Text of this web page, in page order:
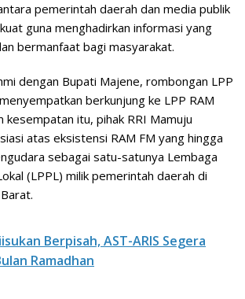
pemerintah daerah dan media publik
guna menghadirkan informasi yang
bermanfaat bagi masyarakat.
dengan Bupati Majene, rombongan LPP
berkunjung ke LPP RAM
kesempatan itu, pihak RRI Mamuju
atas eksistensi RAM FM yang hingga
sebagai satu-satunya Lembaga
(LPPL) milik pemerintah daerah di
Berpisah, AST-ARIS Segera
Ramadhan